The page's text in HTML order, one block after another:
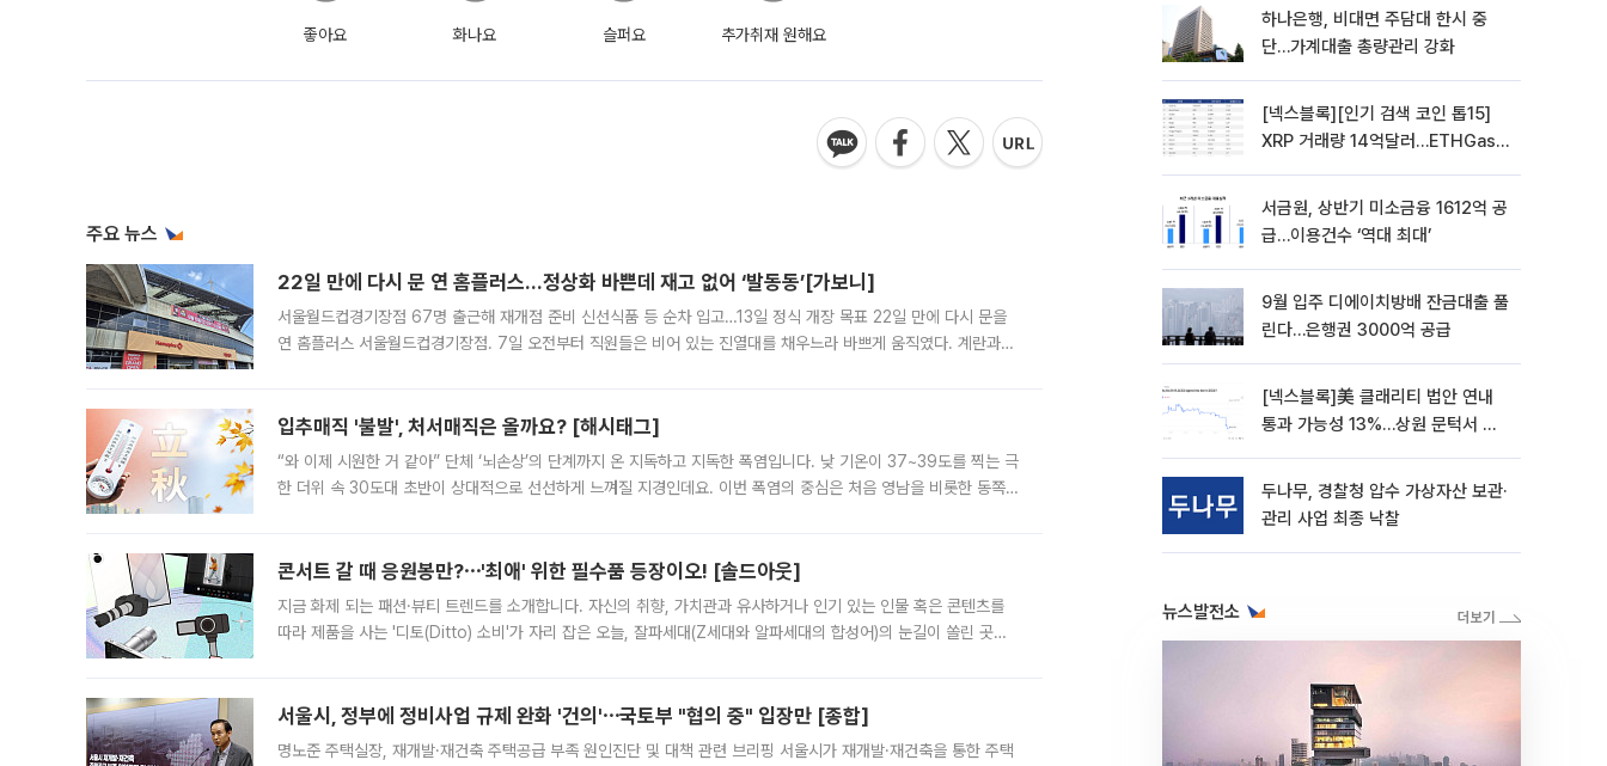
좋아요 화나요 슬퍼요 추가취재 원해요
주요 뉴스
22일 만에 다시 문 연 홈플러스…정상화 바쁜데 재고 없어 ‘발동동’[가보니]
서울월드컵경기장점 67명 출근해 재개점 준비 신선식품 등 순차 입고…13일 정식 개장 목표 22일 만에 다시 문을
연 홈플러스 서울월드컵경기장점. 7일 오전부터 직원들은 비어 있는 진열대를 채우느라 바쁘게 움직였다. 계란과
입추매직 '불발', 처서매직은 올까요? [해시태그]
“와 이제 시원한 거 같아” 단체 ‘뇌손상’의 단계까지 온 지독하고 지독한 폭염입니다. 낮 기온이 37~39도를 찍는 극
한 더위 속 30도대 초반이 상대적으로 선선하게 느껴질 지경인데요. 이번 폭염의 중심은 처음 영남을 비롯한 동쪽
콘서트 갈 때 응원봉만?⋯'최애' 위한 필수품 등장이오! [솔드아웃]
지금 화제 되는 패션·뷰티 트렌드를 소개합니다. 자신의 취향, 가치관과 유사하거나 인기 있는 인물 혹은 콘텐츠를
따라 제품을 사는 '디토(Ditto) 소비'가 자리 잡은 오늘, 잘파세대(Z세대와 알파세대의 합성어)의 눈길이 쏠린 곳은
서울시, 정부에 정비사업 규제 완화 '건의'⋯국토부 "협의 중" 입장만 [종합]
명노준 주택실장, 재개발·재건축 주택공급 부족 원인진단 및 대책 관련 브리핑 서울시가 재개발·재건축을 통한 주택
하나은행, 비대면 주담대 한시 중
단…가계대출 총량관리 강화
[넥스블록][인기 검색 코인 톱15]
XRP 거래량 14억달러…ETHGas
서금원, 상반기 미소금융 1612억 공
급…이용건수 ‘역대 최대’
9월 입주 디에이치방배 잔금대출 풀
린다…은행권 3000억 공급
[넥스블록]美 클래리티 법안 연내
통과 가능성 13%…상원 문턱서 제
두나무, 경찰청 압수 가상자산 보관·
관리 사업 최종 낙찰
뉴스발전소